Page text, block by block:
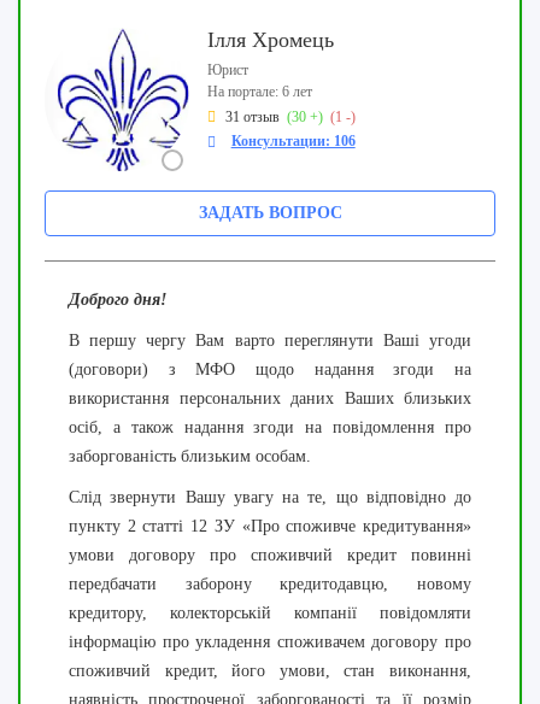
Ілля Хромець
Юрист
На портале: 6 лет
31 отзыв (30 +) (1 -)
Консультации: 106
ЗАДАТЬ ВОПРОС
Доброго дня!
В першу чергу Вам варто переглянути Ваші угоди
(договори) з МФО щодо надання згоди на
використання персональних даних Ваших близьких
осіб, а також надання згоди на повідомлення про
заборгованість близьким особам.
Слід звернути Вашу увагу на те, що відповідно до
пункту 2 статті 12 ЗУ «Про споживче кредитування»
умови договору про споживчий кредит повинні
передбачати заборону кредитодавцю, новому
кредитору, колекторській компанії повідомляти
інформацію про укладення споживачем договору про
споживчий кредит, його умови, стан виконання,
наявність простроченої заборгованості та її розмір